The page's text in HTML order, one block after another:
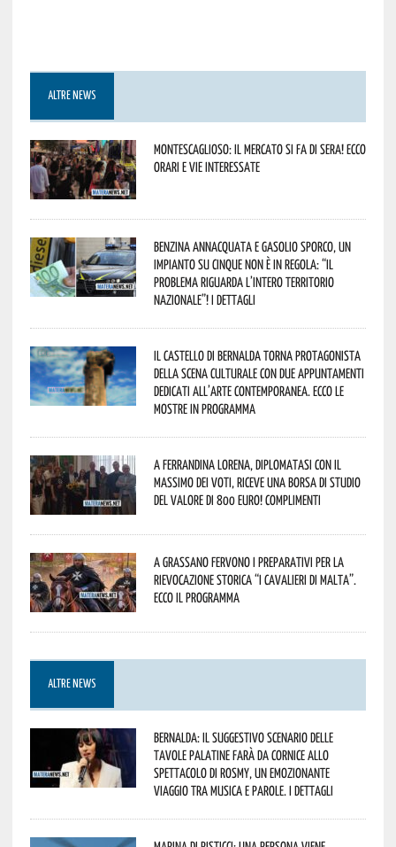
ALTRE NEWS
Montescaglioso: il mercato si fa di sera! Ecco
orari e vie interessate
Benzina annacquata e gasolio sporco, un
impianto su cinque non è in regola: “il
problema riguarda l’intero territorio
Nazionale”! I dettagli
Il Castello di Bernalda torna protagonista
della scena culturale con due appuntamenti
dedicati all’arte contemporanea. Ecco le
mostre in programma
A Ferrandina Lorena, diplomatasi con il
massimo dei voti, riceve una borsa di studio
del valore di 800 euro! Complimenti
A Grassano fervono i preparativi per la
Rievocazione Storica “I CAVALIERI DI MALTA”.
Ecco il programma
ALTRE NEWS
Bernalda: il suggestivo scenario delle
Tavole Palatine farà da cornice allo
spettacolo di Rosmy, un emozionante
viaggio tra musica e parole. I dettagli